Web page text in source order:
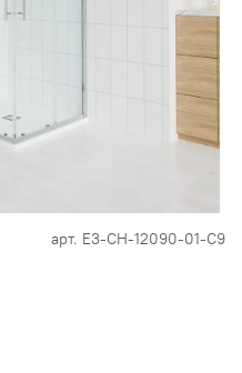
арт. E3-CH-12090-01-C9